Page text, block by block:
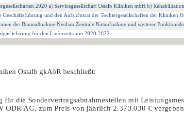
2020 a) Servicegesellschaft Ostalb Kliniken mbH b)
Geschäftsführung und den Aufsichtsrat der Tochtergesellschaften der Kliniken
der Baumaßnahme Neubau Zentrale Notaufnahme und weiterer
für den Lieferzeitraum 2020-2022
Ostalb gkAöR beschließt:
für die Sondervertragsabnahmestellen mit
ODR AG, zum Preis von jährlich 2.373.030 €